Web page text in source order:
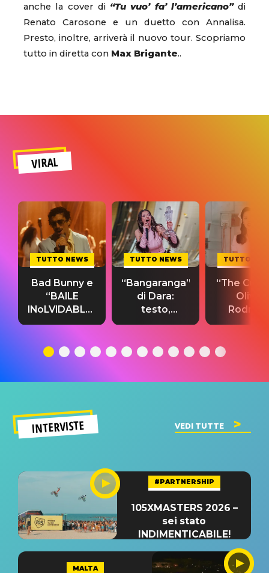
anche la cover di “Tu vuo’ fa’ l’americano”di
Renato Carosone e un duetto con Annalisa.
Presto, inoltre, arriverà il nuovo tour. Scopriamo
tutto in diretta con Max Brigante..
VIRAL
TUTTO NEWS
Bad Bunny e
“BAILE
INoLVIDABLE”:
testo,
significato
TUTTO NEWS
“Bangaranga”
di Dara:
testo,
traduzione e
del singolo
TUTTO
“The
Olivia
testo,
INTERVISTE VEDI TUTTE
#PARTNERSHIP
105XMASTERS 2026 –
sei stato
INDIMENTICABILE!
MALTA